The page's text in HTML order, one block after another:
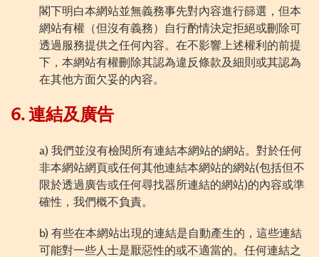
閣下明白本網站並無義務事先對內容進行篩選，但本
網站有權（但沒有義務）自行酌情決定拒絕或刪除可
透過服務提供之任何內容。在不影響上述權利的前提
下，本網站有權刪除其認為違反條款及細則或其認為
在其他方面欠妥的內容。
6. 連結及廣告
a) 我們並沒有檢閱所有連結本網站的網站。對於任何
非本網站網頁或任何其他連結本網站的網站(包括但不
限於透過廣告或任何尋找器所連結的網站)的內容或準
確性，我們概不負責。
b) 有些在本網站出現的連結是自動產生的，這些連結
可能對一些人士是厭惡性的或不適當的。任何連結之